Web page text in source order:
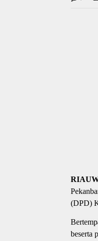
(DPD)
beserta